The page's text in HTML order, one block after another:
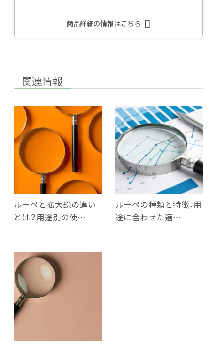
商品詳細の情報はこちら
関連情報
ルーペと拡大鏡の違い
とは？用途別の使…
ルーペの種類と特徴：用
途に合わせた選…